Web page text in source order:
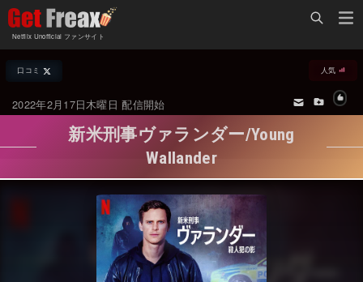
Netflix Unofficial ファンサイト
Netflix新着作品
オールジャンル
海外ドラマ・シリーズ
国内TV番組・ドラマ
国内映画
配信終了予定の作品
海外ドラマ・ラインナップ
Netflix 全作品ラインナップ
Netflix配信作品カスタム検索
口コミ 人気
2022年2月17日木曜日 配信開始
新米刑事ヴァランダー/Young
Wallander